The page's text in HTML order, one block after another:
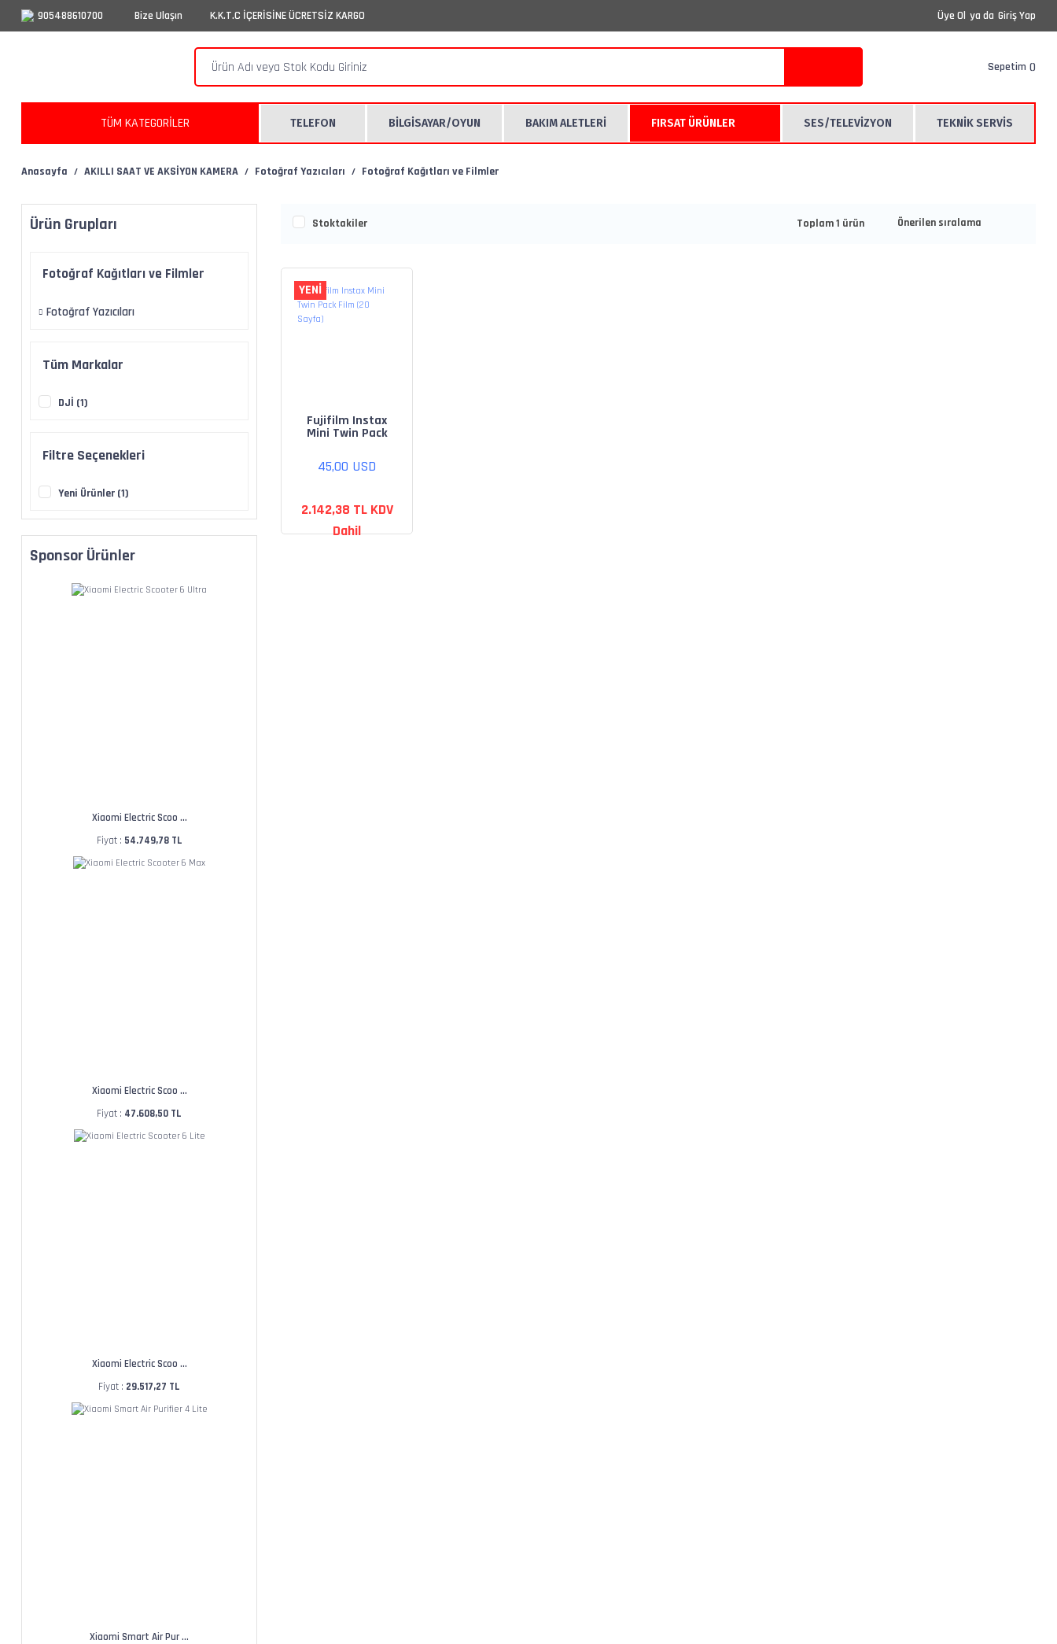
905488610700 Bize Ulaşın K.K.T.C İÇERİSİNE ÜCRETSİZ KARGO Üye Ol ya da Giriş Yap
Sepetim
TÜM KATEGORİLER TELEFON BİLGİSAYAR/OYUN BAKIM ALETLERİ FIRSAT ÜRÜNLER SES/TELEVİZYON TEKNİK SERVİS
Anasayfa AKILLI SAAT VE AKSİYON KAMERA Fotoğraf Yazıcıları Fotoğraf Kağıtları ve Filmler
Ürün Grupları
Fotoğraf Kağıtları ve Filmler
Fotoğraf Yazıcıları
Tüm Markalar
DJİ (1)
Filtre Seçenekleri
Yeni Ürünler (1)
Sponsor Ürünler
Xiaomi Electric Scoo ...
Fiyat : 54.749,78 TL
Xiaomi Electric Scoo ...
Fiyat : 47.608,50 TL
Xiaomi Electric Scoo ...
Fiyat : 29.517,27 TL
Xiaomi Smart Air Pur ...
Stoktakiler Toplam 1 ürün
YENİ
Fujifilm Instax
Mini Twin Pack
45,00 USD
2.142,38 TL KDV
Dahil